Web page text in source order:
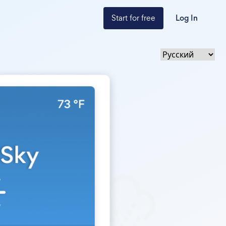
Start for free Log In